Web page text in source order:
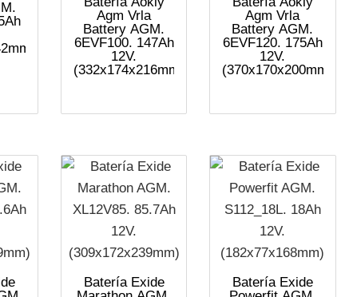
Agm Vrla
Battery AGM.
6EVF100. 147Ah
12V.
(332x174x216mm)
Agm Vrla
Battery AGM.
6EVF120. 175Ah
12V.
(370x170x200mm)
Batería Exide
Batería Exide